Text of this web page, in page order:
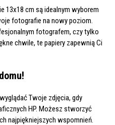
13x18 cm są idealnym wyborem
fotografie na nowy poziom.
fotografem, czy tylko
chwile, te papiery zapewnią Ci
Twoje zdjęcia, gdy
HP. Możesz stworzyć
najpiękniejszych wspomnień.